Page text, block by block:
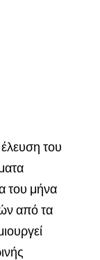
έλευση του
του μήνα
από τα